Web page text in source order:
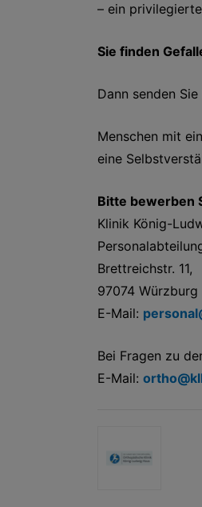
– ein
Sie finden
Dann senden
Menschen mit
eine
Bitte bewerben
Klinik König-
Brettreichstr. 11,
97074 Würzburg
E-Mail:
Bei Fragen zu
E-Mail: